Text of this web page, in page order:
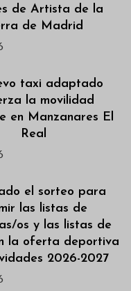
de Artista de la
de Madrid
taxi adaptado
la movilidad
en Manzanares El
Real
el sorteo para
las listas de
os y las listas de
la oferta deportiva
2026-2027